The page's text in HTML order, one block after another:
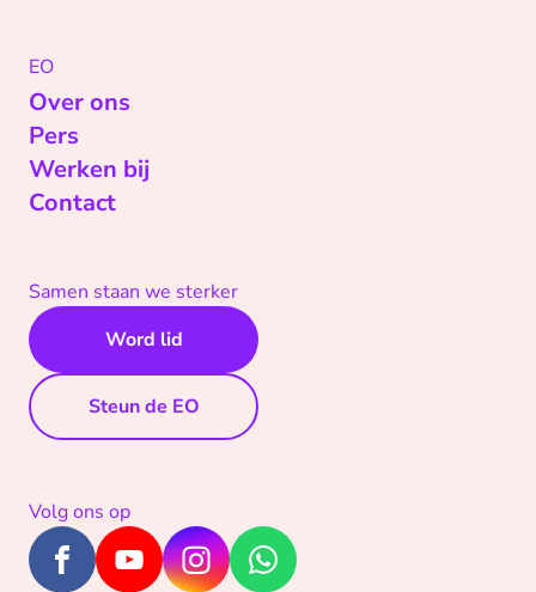
EO
Over ons
Pers
Werken bij
Contact
Samen staan we sterker
Word lid
Steun de EO
Volg ons op